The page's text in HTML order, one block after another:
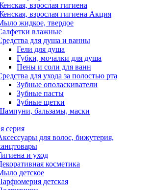
взрослая гигиена
взрослая гигиена Акция
жидкое, твердое
влажные
для душа и ванны
Гели для душа
Губки, мочалки для душа
Пены и соли для ванн
для ухода за полостью рта
Зубные ополаскиватели
Зубные пасты
Зубные щетки
бальзамы, маски
серия
для волос, бижутерия,
и уход
косметика
детское
детская